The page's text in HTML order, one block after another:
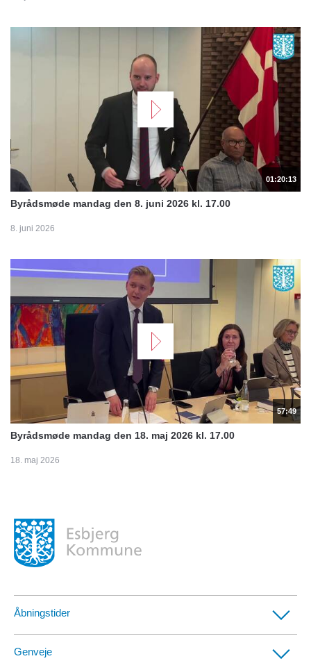
01:20:13
Byrådsmøde mandag den 8. juni 2026 kl. 17.00
8. juni 2026
57:49
Byrådsmøde mandag den 18. maj 2026 kl. 17.00
18. maj 2026
Åbningstider
Genveje